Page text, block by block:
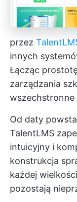
przez
innych
Łącząc
zarządzania
wszechstronne
Od daty
TalentLMS
intuicyjny i
konstrukcja
każdej
pozostają